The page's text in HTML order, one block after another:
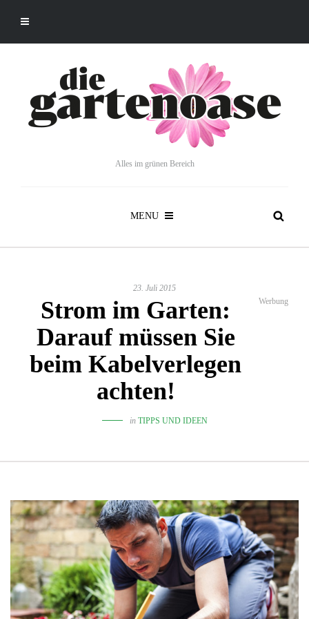
Alles im grünen Bereich
MENU
23. Juli 2015
Strom im Garten:
Darauf müssen Sie
beim Kabelverlegen
achten!
Werbung
in TIPPS UND IDEEN